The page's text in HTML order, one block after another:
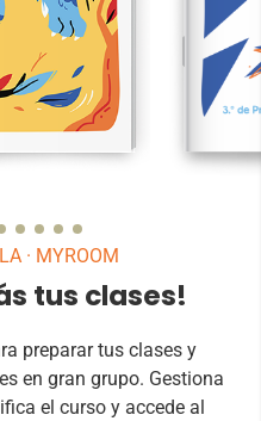
DESCRIPCIÓN
un animal
desarrolla su
descripción
escrita.
· MYROOM
tus clases!
preparar tus clases y
en gran grupo. Gestiona
el curso y accede al